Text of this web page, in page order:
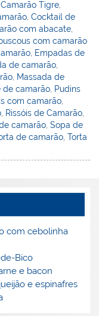
Tigre
,Cocktail de
com abacate
com camarão
Empadas de
de camarão
Massada de
de camarão Pudins
com camarão
Rissóis de Camarão
camarão ,Sopa de
de camarão ,Torta
com cebolinha
Bico
e bacon
e espinafres